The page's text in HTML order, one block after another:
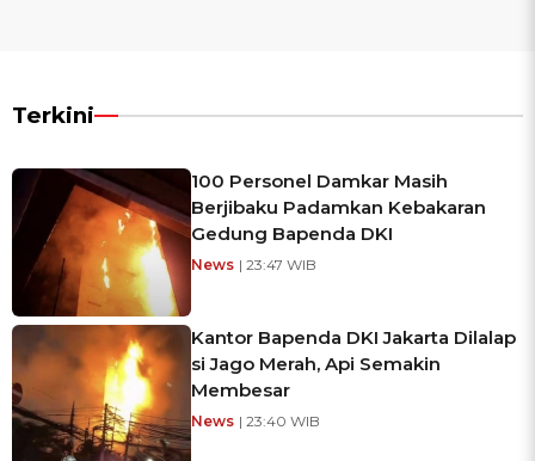
Terkini
100 Personel Damkar Masih
Berjibaku Padamkan Kebakaran
Gedung Bapenda DKI
News | 23:47 WIB
Kantor Bapenda DKI Jakarta Dilalap
si Jago Merah, Api Semakin
Membesar
News | 23:40 WIB